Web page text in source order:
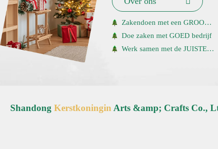
36landen is onze
aanwezigheid zeer
prominent aanwezig.
Zakendoen met een GROOT bedrijf
Doe zaken met GOED bedrijf
Werk samen met de JUISTE mensen.
ShandongKerstkoningin Arts &amp; Crafts Co.,